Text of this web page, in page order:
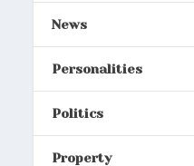
News
Personalities
Politics
Property